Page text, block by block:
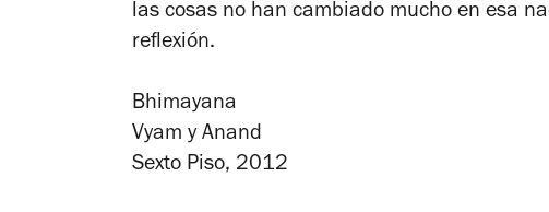
las cosas no han cambiado mucho en esa
reflexión.
Bhimayana
Vyam y Anand
Sexto Piso, 2012